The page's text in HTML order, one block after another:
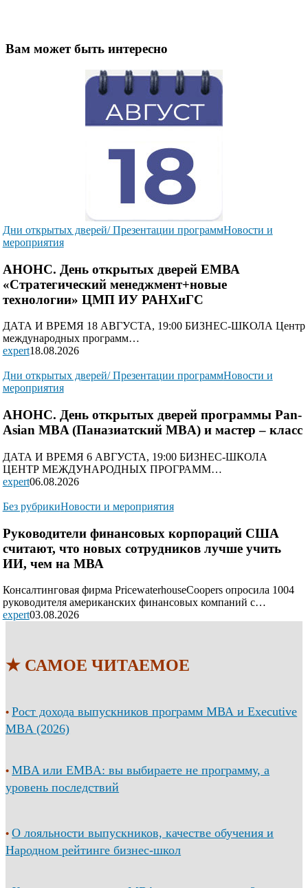
Вам может быть интересно
Дни открытых дверей/ Презентации программНовости и
мероприятия
АНОНС. День открытых дверей ЕМВА
«Стратегический менеджмент+новые
технологии» ЦМП ИУ РАНХиГС
ДАТА И ВРЕМЯ 18 АВГУСТА, 19:00 БИЗНЕС-ШКОЛА Центр
международных программ…
expert18.08.2026
Дни открытых дверей/ Презентации программНовости и
мероприятия
АНОНС. День открытых дверей программы Pan-
Asian MBA (Паназиатский MBA) и мастер – класс
ДАТА И ВРЕМЯ 6 АВГУСТА, 19:00 БИЗНЕС-ШКОЛА
ЦЕНТР МЕЖДУНАРОДНЫХ ПРОГРАММ…
expert06.08.2026
Без рубрикиНовости и мероприятия
Руководители финансовых корпораций США
считают, что новых сотрудников лучше учить
ИИ, чем на МВА
Консалтинговая фирма PricewaterhouseCoopers опросила 1004
руководителя американских финансовых компаний с…
expert03.08.2026
★ САМОЕ ЧИТАЕМОЕ
•Рост дохода выпускников программ МВА и Executive
MBA (2026)
•MBA или EMBA: вы выбираете не программу, а
уровень последствий
•О лояльности выпускников, качестве обучения и
Народном рейтинге бизнес-школ